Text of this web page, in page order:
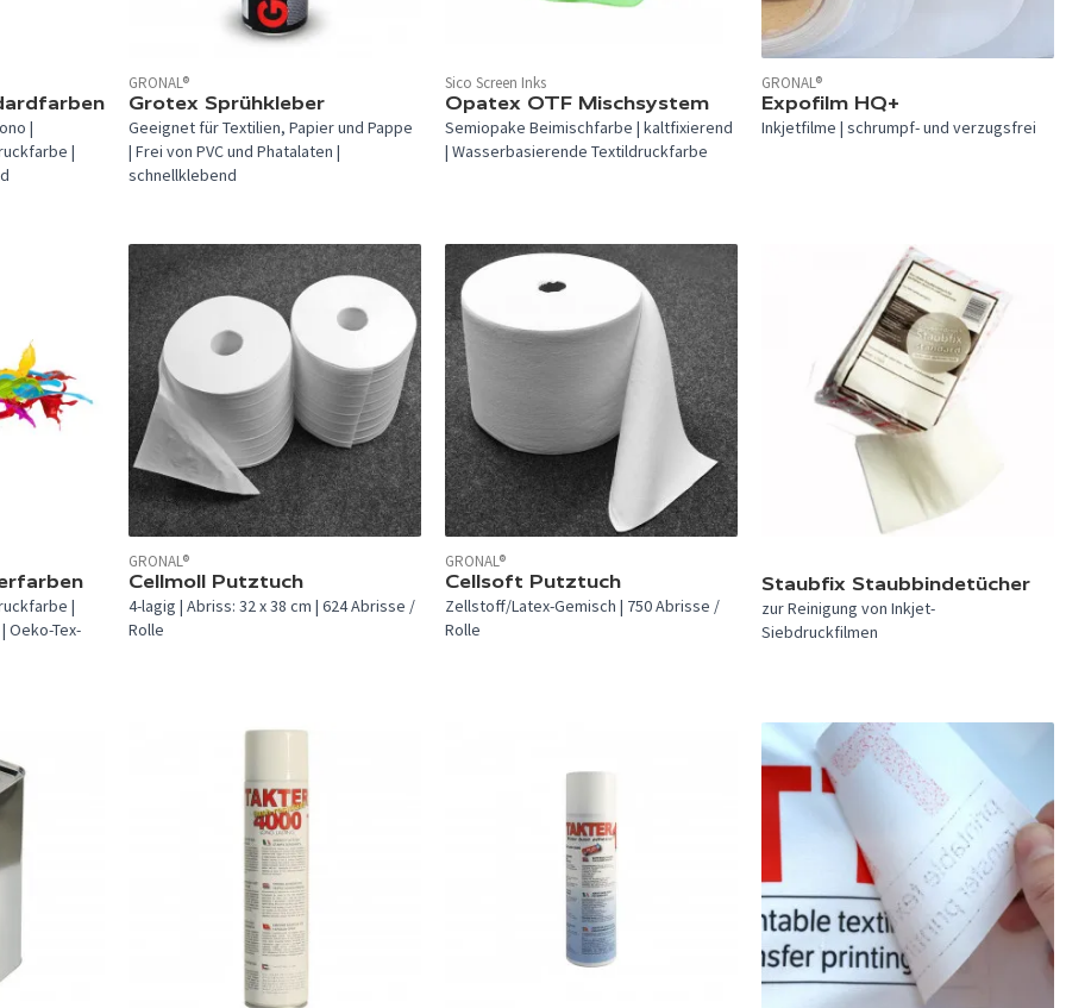
|
|
GRONAL®
Grotex Sprühkleber
Geeignet für Textilien, Papier und Pappe
| Frei von PVC und Phatalaten |
schnellklebend
In 7 Farben verfügbar.
Sico Screen Inks
Opatex OTF Mischsystem
Semiopake Beimischfarbe | kaltfixierend
| Wasserbasierende Textildruckfarbe
GRONAL®
Expofilm HQ+
Inkjetfilme | schrumpf- und verzugsfrei
|
Oeko-Tex-
GRONAL®
Cellmoll Putztuch
4-lagig | Abriss: 32 x 38 cm | 624 Abrisse /
Rolle
GRONAL®
Cellsoft Putztuch
Zellstoff/Latex-Gemisch | 750 Abrisse /
Rolle
Staubfix Staubbindetücher
zur Reinigung von Inkjet-
Siebdruckfilmen